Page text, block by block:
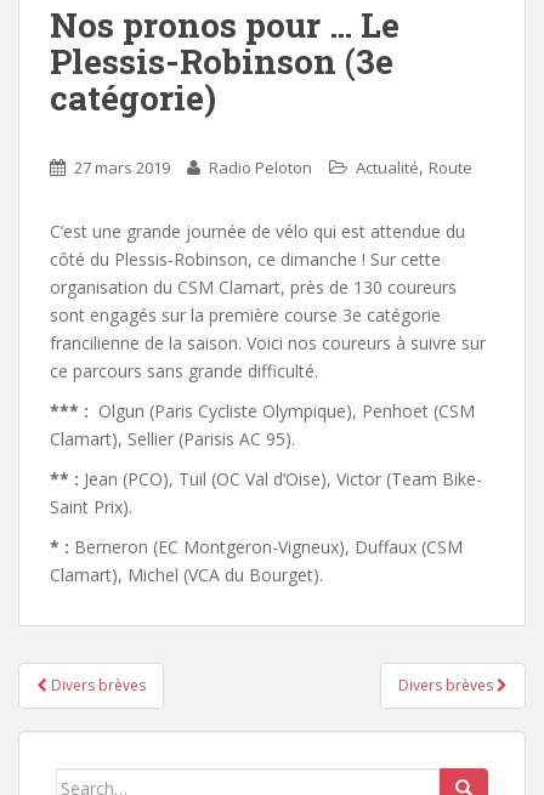
Nos pronos pour … Le
Plessis-Robinson (3e
catégorie)
27 mars 2019 Radio Peloton Actualité, Route
C’est une grande journée de vélo qui est attendue du
côté du Plessis-Robinson, ce dimanche ! Sur cette
organisation du CSM Clamart, près de 130 coureurs
sont engagés sur la première course 3e catégorie
francilienne de la saison. Voici nos coureurs à suivre sur
ce parcours sans grande difficulté.
*** : Olgun (Paris Cycliste Olympique), Penhoet (CSM
Clamart), Sellier (Parisis AC 95).
** : Jean (PCO), Tuil (OC Val d’Oise), Victor (Team Bike-
Saint Prix).
* : Berneron (EC Montgeron-Vigneux), Duffaux (CSM
Clamart), Michel (VCA du Bourget).
Pagination d'article
Divers brèves Divers brèves
Search for: